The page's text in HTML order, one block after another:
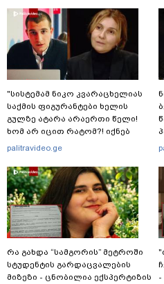
"სისტემამ ნიკო კვარაცხელიას
საქმის ფიგურანტები ხელის
გულზე ატარა არაერთი წელი!
ხომ არ იცით რატომ?! იქნებ
იმიტომ რომ თავად
კვარაცხელიას დედა
განცხადებას ავრცელებს
palitravideo.ge
რა გახდა “სამგორის” მეტროში
სტუდენტის გარდაცვალების
მიზეზი - ცნობილია ექსპერტიზის
-